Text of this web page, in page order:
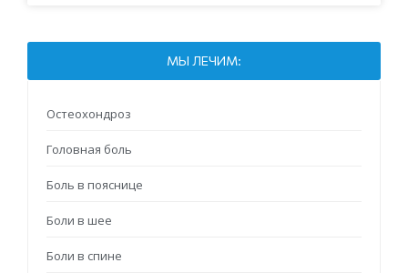
МЫ ЛЕЧИМ:
Остеохондроз
Головная боль
Боль в пояснице
Боли в шее
Боли в спине